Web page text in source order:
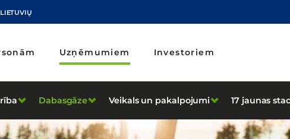
LIETUVIŲ
Uzņēmumiem Investoriem
Dabasgāze Veikals un pakalpojumi 17 jaunas